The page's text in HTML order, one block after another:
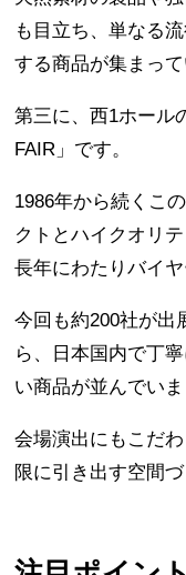
も目立ち、単なる
する商品が集まっ
第三に、西1ホール
FAIR」です。
1986年から続くこ
クトとハイクオリ
長年にわたりバイ
今回も約200社が出
ら、日本国内で丁
い商品が並んでいま
会場演出にもこだ
限に引き出す空間